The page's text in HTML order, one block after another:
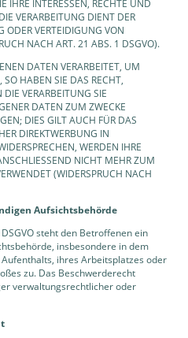
IHRE INTERESSEN, RECHTE UND
VERARBEITUNG DIENT DER
VERTEIDIGUNG VON
NACH ART. 21 ABS. 1 DSGVO).
DATEN VERARBEITET, UM
SO HABEN SIE DAS RECHT,
DIE VERARBEITUNG SIE
DATEN ZUM ZWECKE
DIES GILT AUCH FÜR DAS
DIREKTWERBUNG IN
WERDEN IHRE
NICHT MEHR ZUM
(WIDERSPRUCH NACH
Aufsichts­behörde
steht den Betroffenen ein
insbesondere in dem
ihres Arbeitsplatzes oder
zu. Das Beschwerderecht
verwaltungsrechtlicher oder